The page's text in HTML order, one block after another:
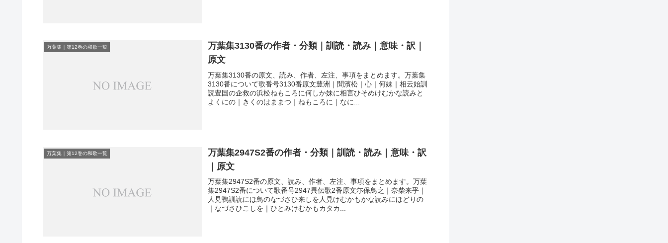
万葉集｜第12巻の和歌一覧
万葉集3130番の作者・分類｜訓読・読み｜意味・訳｜
原文
万葉集3130番の原文、読み、作者、左注、事項をまとめます。万葉集
3130番について歌番号3130番原文豊洲｜聞濱松｜心｜何妹｜相云始訓
読豊国の企救の浜松ねもころに何しか妹に相言ひそめけむかな読みと
よくにの｜きくのはままつ｜ねもころに｜なに...
万葉集｜第12巻の和歌一覧
万葉集2947S2番の作者・分類｜訓読・読み｜意味・訳
｜原文
万葉集2947S2番の原文、読み、作者、左注、事項をまとめます。万葉
集2947S2番について歌番号2947異伝歌2番原文尓保鳥之｜奈柴来乎｜
人見鴨訓読にほ鳥のなづさひ来しを人見けむかもかな読みにほどりの
｜なづさひこしを｜ひとみけむかもカタカ...